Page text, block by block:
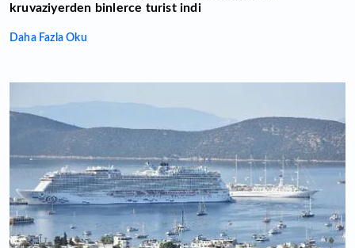
kruvaziyerden binlerce turist indi
Daha Fazla Oku